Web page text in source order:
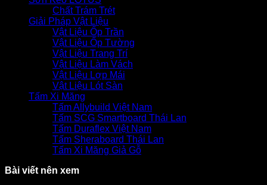
Chất Trám Trét
Giải Pháp Vật Liệu
Vật Liệu Ốp Trần
Vật Liệu Ốp Tường
Vật Liệu Trang Trí
Vật Liệu Làm Vách
Vật Liệu Lợp Mái
Vật Liệu Lót Sàn
Tấm Xi Măng
Tấm Allybuild Việt Nam
Tấm SCG Smartboard Thái Lan
Tấm Duraflex Việt Nam
Tấm Sheraboard Thái Lan
Tấm Xi Măng Giả Gỗ
Bài viết nên xem